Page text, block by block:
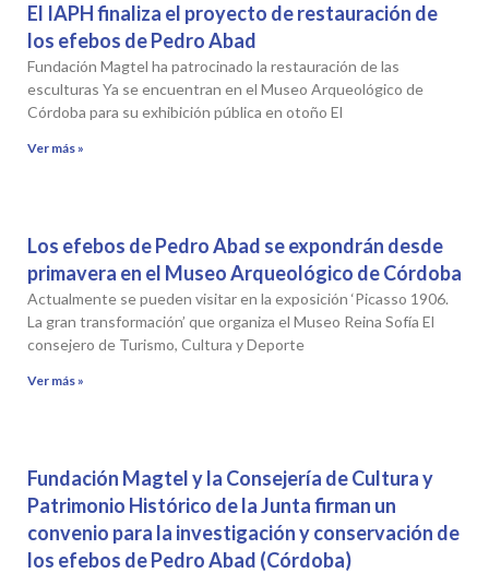
El IAPH finaliza el proyecto de restauración de
los efebos de Pedro Abad
Fundación Magtel ha patrocinado la restauración de las
esculturas Ya se encuentran en el Museo Arqueológico de
Córdoba para su exhibición pública en otoño El
Ver más »
Los efebos de Pedro Abad se expondrán desde
primavera en el Museo Arqueológico de Córdoba
Actualmente se pueden visitar en la exposición ‘Picasso 1906.
La gran transformación’ que organiza el Museo Reina Sofía El
consejero de Turismo, Cultura y Deporte
Ver más »
Fundación Magtel y la Consejería de Cultura y
Patrimonio Histórico de la Junta firman un
convenio para la investigación y conservación de
los efebos de Pedro Abad (Córdoba)